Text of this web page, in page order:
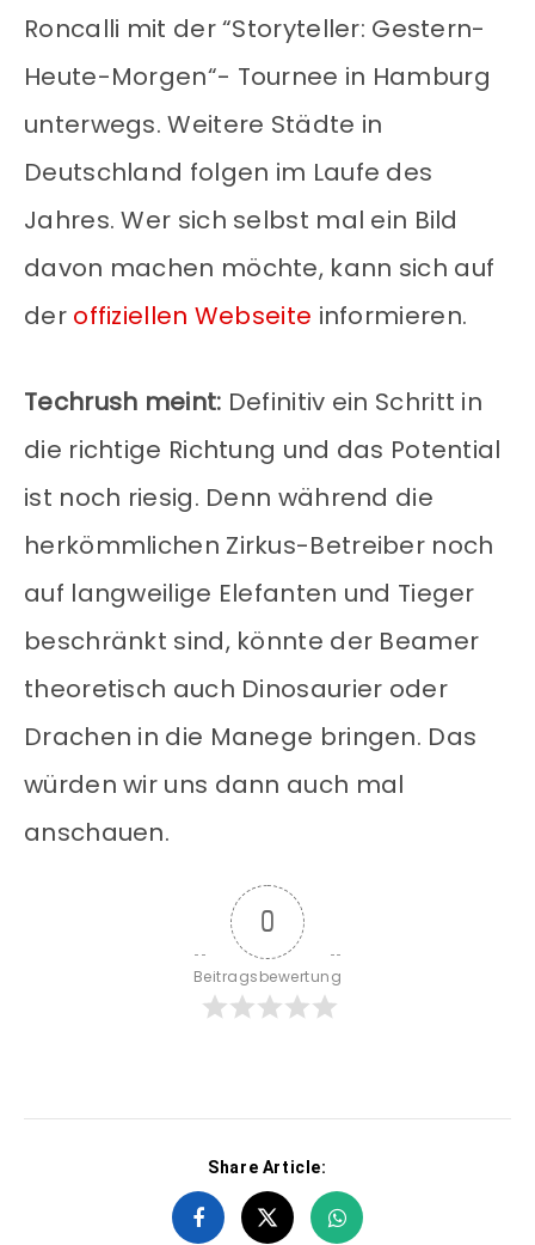
Roncalli mit der “Storyteller: Gestern-
Heute-Morgen“- Tournee in Hamburg
unterwegs. Weitere Städte in
Deutschland folgen im Laufe des
Jahres. Wer sich selbst mal ein Bild
davon machen möchte, kann sich auf
der offiziellen Webseite informieren.
Techrush meint: Definitiv ein Schritt in
die richtige Richtung und das Potential
ist noch riesig. Denn während die
herkömmlichen Zirkus-Betreiber noch
auf langweilige Elefanten und Tieger
beschränkt sind, könnte der Beamer
theoretisch auch Dinosaurier oder
Drachen in die Manege bringen. Das
würden wir uns dann auch mal
anschauen.
0
Beitragsbewertung
Share Article: